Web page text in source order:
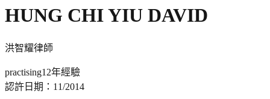
HUNG CHI YIU DAVID
洪智耀律師
practising12年經驗
認許日期： 11/2014